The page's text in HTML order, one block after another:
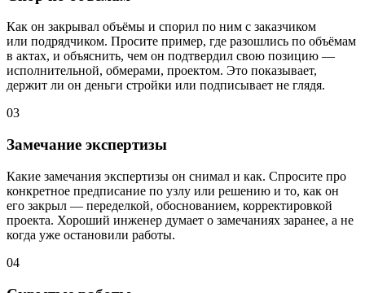
Как он закрывал объёмы и спорил по ним с заказчиком
или подрядчиком. Просите пример, где разошлись по объёмам
в актах, и объяснить, чем он подтвердил свою позицию —
исполнительной, обмерами, проектом. Это показывает,
держит ли он деньги стройки или подписывает не глядя.
03
Замечание экспертизы
Какие замечания экспертизы он снимал и как. Спросите про
конкретное предписание по узлу или решению и то, как он
его закрыл — переделкой, обоснованием, корректировкой
проекта. Хороший инженер думает о замечаниях заранее, а не
когда уже остановили работы.
04